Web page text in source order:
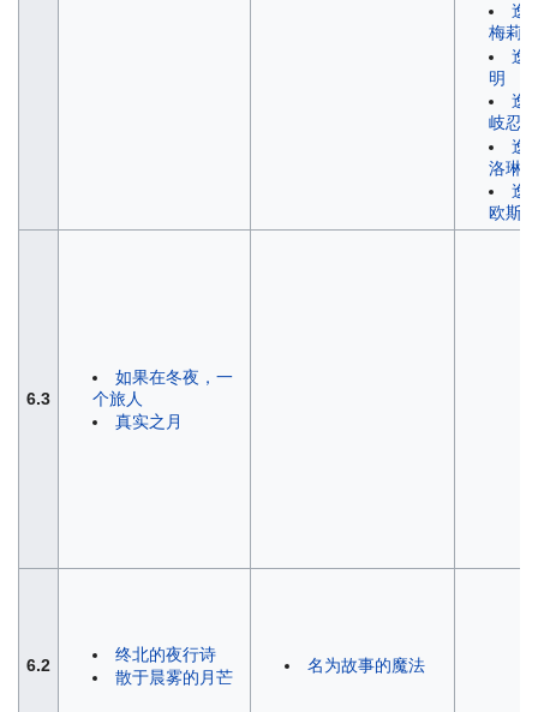
逸
梅莉埃
逸
明
逸
岐忍
逸
洛琳德
逸
欧斯利
6.3
如果在冬夜，一
个旅人
真实之月
6.2
终北的夜行诗
散于晨雾的月芒
名为故事的魔法